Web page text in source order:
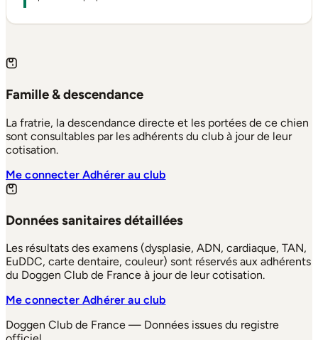
Famille & descendance
La fratrie, la descendance directe et les portées de ce chien
sont consultables par les adhérents du club à jour de leur
cotisation.
Me connecterAdhérer au club
Données sanitaires détaillées
Les résultats des examens (dysplasie, ADN, cardiaque, TAN,
EuDDC, carte dentaire, couleur) sont réservés aux adhérents
du Doggen Club de France à jour de leur cotisation.
Me connecterAdhérer au club
Doggen Club de France — Données issues du registre